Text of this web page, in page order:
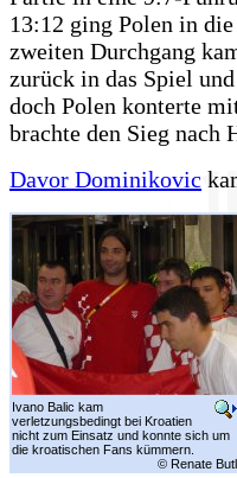
13:12 ging Polen in die
zweiten Durchgang
zurück in das Spiel
doch Polen konterte
brachte den Sieg nach
Davor Dominikovic
Ivano Balic kam
verletzungsbedingt bei Kroatien
nicht zum Einsatz und konnte sich um
die kroatischen Fans kümmern.
© Renate